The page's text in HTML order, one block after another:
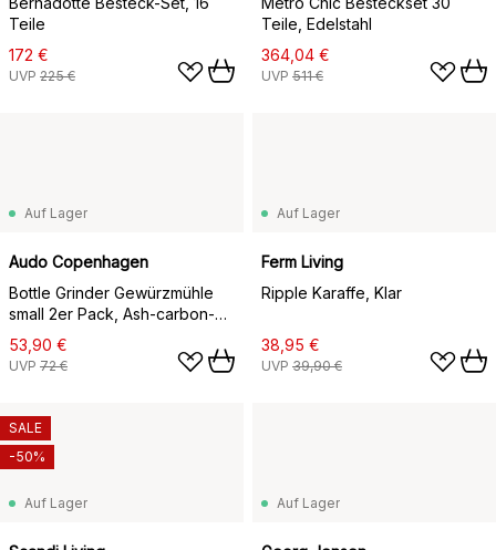
Teile
172 €
UVP 225 €
Teile, Edelstahl
364,04 €
UVP 511 €
Auf Lager
Audo Copenhagen
Bottle Grinder Gewürzmühle
small 2er Pack, Ash-carbon-
Buche
53,90 €
UVP 72 €
Auf Lager
Ferm Living
Ripple Karaffe, Klar
38,95 €
UVP 39,90 €
Auf Lager
SALE
-50%
Auf Lager